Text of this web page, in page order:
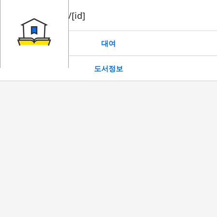
book/rent/[id]
대여
도서정보